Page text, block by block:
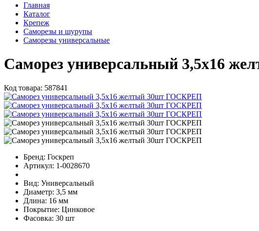
Главная
Каталог
Крепеж
Саморезы и шурупы
Саморезы универсальные
Саморез универсальный 3,5х16
Код товара: 587841
Бренд: Госкреп
Артикул: 1-0028670
Вид: Универсальный
Диаметр: 3,5 мм
Длина: 16 мм
Покрытие: Цинковое
Фасовка: 30 шт